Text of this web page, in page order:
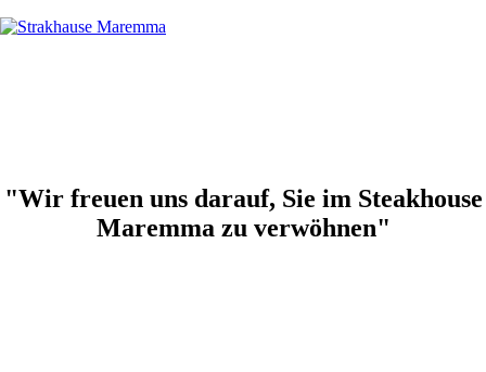
"Wir freuen uns darauf, Sie im Steakhouse
Maremma zu verwöhnen"